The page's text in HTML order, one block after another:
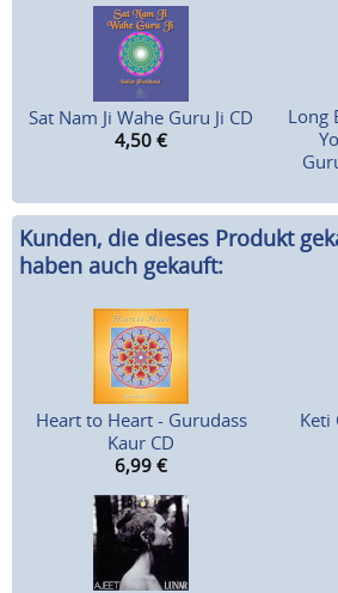
Sat Nam Ji Wahe Guru Ji CD
4,50 €
Long
Kunden, die dieses Produkt
haben auch gekauft:
Heart to Heart - Gurudass
Kaur CD
6,99 €
Keti